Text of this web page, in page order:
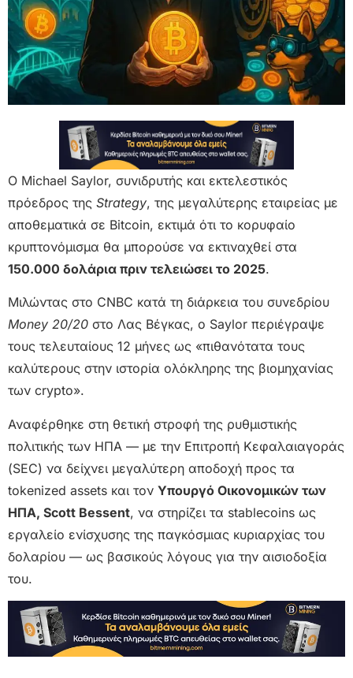
Ο Michael Saylor, συνιδρυτής και εκτελεστικός
πρόεδρος της Strategy, της μεγαλύτερης εταιρείας με
αποθεματικά σε Bitcoin, εκτιμά ότι το κορυφαίο
κρυπτονόμισμα θα μπορούσε να εκτιναχθεί στα
150.000 δολάρια πριν τελειώσει το 2025.
Μιλώντας στο CNBC κατά τη διάρκεια του συνεδρίου
Money 20/20 στο Λας Βέγκας, ο Saylor περιέγραψε
τους τελευταίους 12 μήνες ως «πιθανότατα τους
καλύτερους στην ιστορία ολόκληρης της βιομηχανίας
των crypto».
Αναφέρθηκε στη θετική στροφή της ρυθμιστικής
πολιτικής των ΗΠΑ — με την Επιτροπή Κεφαλαιαγοράς
(SEC) να δείχνει μεγαλύτερη αποδοχή προς τα
tokenized assets και τον Υπουργό Οικονομικών των
ΗΠΑ, Scott Bessent, να στηρίζει τα stablecoins ως
εργαλείο ενίσχυσης της παγκόσμιας κυριαρχίας του
δολαρίου — ως βασικούς λόγους για την αισιοδοξία
του.